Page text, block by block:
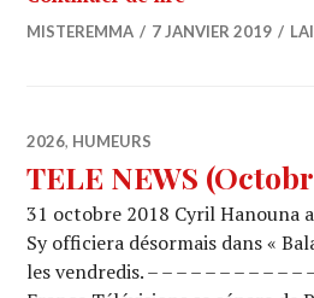
MISTEREMMA 7 JANVIER 2019
2026, HUMEURS
TELE NEWS
31 octobre 2018 Cyril Hanouna
Sy officiera désormais dans «
les vendredis. – – – – – – – – – –